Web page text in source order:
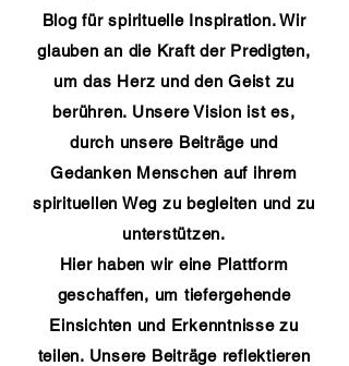
Blog für spirituelle Inspiration. Wir
glauben an die Kraft der Predigten,
um das Herz und den Geist zu
berühren. Unsere Vision ist es,
durch unsere Beiträge und
Gedanken Menschen auf ihrem
spirituellen Weg zu begleiten und zu
unterstützen.
Hier haben wir eine Plattform
geschaffen, um tiefergehende
Einsichten und Erkenntnisse zu
teilen. Unsere Beiträge reflektieren